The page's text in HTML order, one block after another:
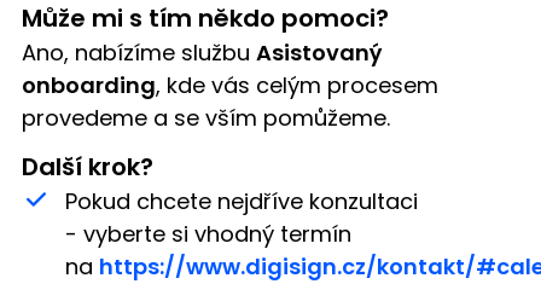
Může mi s tím někdo pomoci?
Ano, nabízíme službu Asistovaný
onboarding, kde vás celým procesem
provedeme a se vším pomůžeme.
Další krok?
Pokud chcete nejdříve konzultaci
- vyberte si vhodný termín
na https://www.digisign.cz/kontakt/